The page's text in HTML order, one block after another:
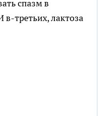
спазм в
третьих, лактоза